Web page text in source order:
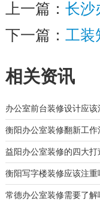
上一篇： 长沙
下一篇： 工装
相关资讯
办公室前台装修设计应该
衡阳办公室装修翻新工作
益阳办公室装修的四大打
衡阳写字楼装修应该注重
常德办公室装修需要了解